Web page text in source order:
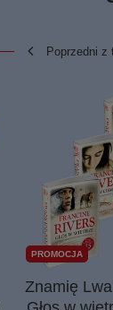
Poprzedni z
PROMOCJA
Znamię